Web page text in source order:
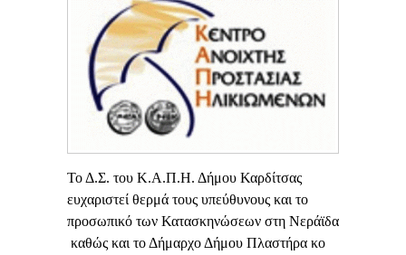
Το Δ.Σ. του Κ.Α.Π.Η. Δήμου Καρδίτσας
ευχαριστεί θερμά τους υπεύθυνους και το
προσωπικό των Κατασκηνώσεων στη Νεράϊδα
καθώς και το Δήμαρχο Δήμου Πλαστήρα κο